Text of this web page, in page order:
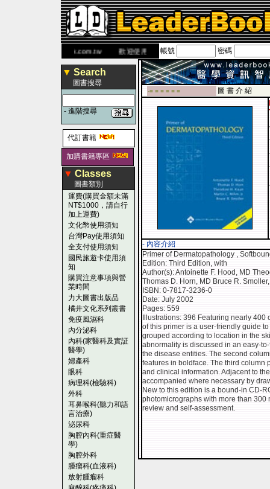
www.leaderbook.com.tw歡迎使用 國民旅遊卡！！
帳號 密碼
▼ Search
圖書搜尋
- 進階搜尋
代訂書籍
加購書籍專區
▼ Classes
圖書類別
運費(購買金額未滿
NT$1000，請自行
加上運費)
文化幣使用須知
台灣Pay使用須知
全支付使用須知
國民旅遊卡使用須
知
購買注意事項與營
業時間
力大圖書出版品
橘井文化系列叢書
免疫風濕科
內分泌科
內科(家醫科及實証
醫學)
婦產科
眼科
病理科(檢驗科)
外科
耳鼻喉科(聽力和語
言治療)
泌尿科
胸腔內科(重症醫
學)
胸腔外科
腫瘤科(血液科)
放射腫瘤科
-■ ■ ■ ■ ■ ■
圖 書 介 紹
- 內容介紹
Primer of Dermatopathology ,
Edition: Third Edition, with
Author(s): Antoinette F. Hood, MD
Thomas D. Horn, MD Bruce R.
ISBN: 0-7817-3236-0
Date: July 2002
Pages: 559
Illustrations: 396 Featuring nearly
of this primer is a user-friendly guide
grouped according to location in the
abnormality is discussed in an easy-
the disease entities. The second
features in boldface. The third column
and clinical information. Adjacent to
accompanied where necessary by
New to this edition is a bound-in CD-
photomicrographs with more than
review and self-assessment.